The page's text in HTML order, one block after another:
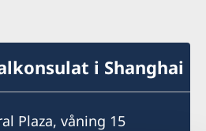
i Shanghai
Plaza, våning 15